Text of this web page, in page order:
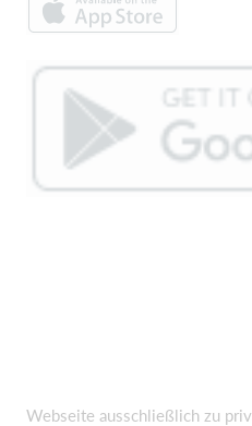
Webseite ausschließlich zu